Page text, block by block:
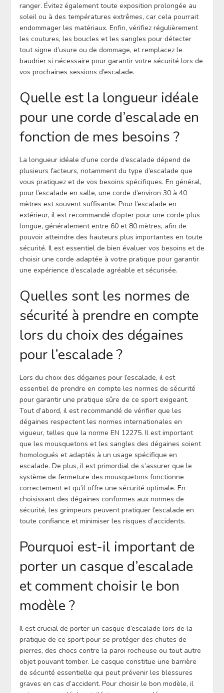
ranger. Évitez également toute exposition prolongée au
soleil ou à des températures extrêmes, car cela pourrait
endommager les matériaux. Enfin, vérifiez régulièrement
les coutures, les boucles et les sangles pour détecter
tout signe d’usure ou de dommage, et remplacez le
baudrier si nécessaire pour garantir votre sécurité lors de
vos prochaines sessions d’escalade.
Quelle est la longueur idéale
pour une corde d’escalade en
fonction de mes besoins ?
La longueur idéale d’une corde d’escalade dépend de
plusieurs facteurs, notamment du type d’escalade que
vous pratiquez et de vos besoins spécifiques. En général,
pour l’escalade en salle, une corde d’environ 30 à 40
mètres est souvent suffisante. Pour l’escalade en
extérieur, il est recommandé d’opter pour une corde plus
longue, généralement entre 60 et 80 mètres, afin de
pouvoir atteindre des hauteurs plus importantes en toute
sécurité. Il est essentiel de bien évaluer vos besoins et de
choisir une corde adaptée à votre pratique pour garantir
une expérience d’escalade agréable et sécurisée.
Quelles sont les normes de
sécurité à prendre en compte
lors du choix des dégaines
pour l’escalade ?
Lors du choix des dégaines pour l’escalade, il est
essentiel de prendre en compte les normes de sécurité
pour garantir une pratique sûre de ce sport exigeant.
Tout d’abord, il est recommandé de vérifier que les
dégaines respectent les normes internationales en
vigueur, telles que la norme EN 12275. Il est important
que les mousquetons et les sangles des dégaines soient
homologués et adaptés à un usage spécifique en
escalade. De plus, il est primordial de s’assurer que le
système de fermeture des mousquetons fonctionne
correctement et qu’il offre une sécurité optimale. En
choisissant des dégaines conformes aux normes de
sécurité, les grimpeurs peuvent pratiquer l’escalade en
toute confiance et minimiser les risques d’accidents.
Pourquoi est-il important de
porter un casque d’escalade
et comment choisir le bon
modèle ?
Il est crucial de porter un casque d’escalade lors de la
pratique de ce sport pour se protéger des chutes de
pierres, des chocs contre la paroi rocheuse ou tout autre
objet pouvant tomber. Le casque constitue une barrière
de sécurité essentielle qui peut prévenir les blessures
graves en cas d’accident. Pour choisir le bon modèle, il